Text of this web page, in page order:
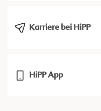
Karriere bei HiPP
HiPP App